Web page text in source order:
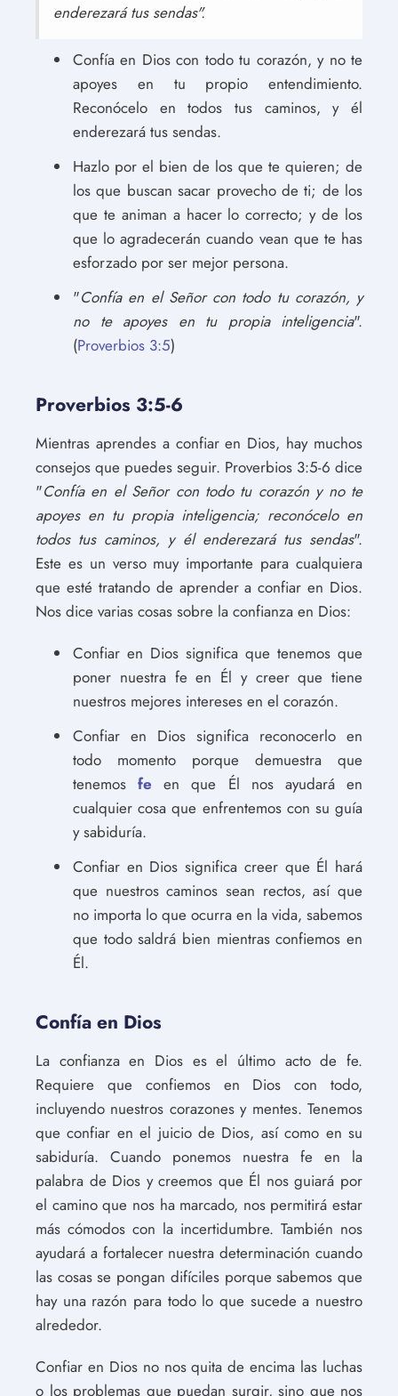
enderezará tus sendas".
Confía en Dios con todo tu corazón, y no te
apoyes en tu propio entendimiento.
Reconócelo en todos tus caminos, y él
enderezará tus sendas.
Hazlo por el bien de los que te quieren; de
los que buscan sacar provecho de ti; de los
que te animan a hacer lo correcto; y de los
que lo agradecerán cuando vean que te has
esforzado por ser mejor persona.
"Confía en el Señor con todo tu corazón, y
no te apoyes en tu propia inteligencia".
(Proverbios 3:5)
Proverbios 3:5-6
Mientras aprendes a confiar en Dios, hay muchos
consejos que puedes seguir. Proverbios 3:5-6 dice
"Confía en el Señor con todo tu corazón y no te
apoyes en tu propia inteligencia; reconócelo en
todos tus caminos, y él enderezará tus sendas".
Este es un verso muy importante para cualquiera
que esté tratando de aprender a confiar en Dios.
Nos dice varias cosas sobre la confianza en Dios:
Confiar en Dios significa que tenemos que
poner nuestra fe en Él y creer que tiene
nuestros mejores intereses en el corazón.
Confiar en Dios significa reconocerlo en
todo momento porque demuestra que
tenemosfe en que Él nos ayudará en
cualquier cosa que enfrentemos con su guía
y sabiduría.
Confiar en Dios significa creer que Él hará
que nuestros caminos sean rectos, así que
no importa lo que ocurra en la vida, sabemos
que todo saldrá bien mientras confiemos en
Él.
Confía en Dios
La confianza en Dios es el último acto de fe.
Requiere que confiemos en Dios con todo,
incluyendo nuestros corazones y mentes. Tenemos
que confiar en el juicio de Dios, así como en su
sabiduría. Cuando ponemos nuestra fe en la
palabra de Dios y creemos que Él nos guiará por
el camino que nos ha marcado, nos permitirá estar
más cómodos con la incertidumbre. También nos
ayudará a fortalecer nuestra determinación cuando
las cosas se pongan difíciles porque sabemos que
hay una razón para todo lo que sucede a nuestro
alrededor.
Confiar en Dios no nos quita de encima las luchas
o los problemas que puedan surgir, sino que nos